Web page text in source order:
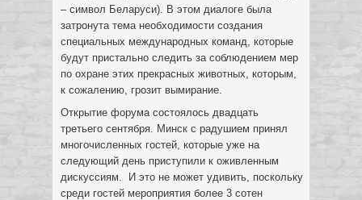
– символ Беларуси). В этом диалоге была
затронута тема необходимости создания
специальных международных команд, которые
будут пристально следить за соблюдением мер
по охране этих прекрасных животных, которым,
к сожалению, грозит вымирание.
Открытие форума состоялось двадцать
третьего сентября. Минск с радушием принял
многочисленных гостей, которые уже на
следующий день приступили к оживленным
дискуссиям. И это не может удивить, поскольку
среди гостей мероприятия более 3 сотен